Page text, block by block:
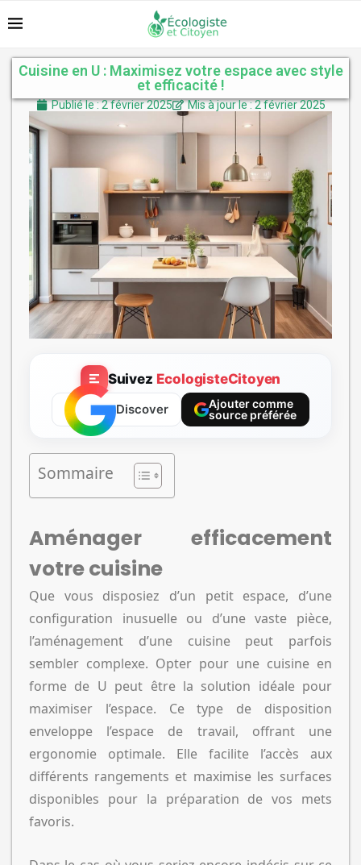
Cuisine en U : Maximisez votre espace avec style
et efficacité !
Publié le : 2 février 2025 Mis à jour le : 2 février 2025
Suivez EcologisteCitoyen
Discover
Ajouter comme
source préférée
Sommaire
Aménager efficacement
votre cuisine
Que vous disposiez d’un petit espace, d’une
configuration inusuelle ou d’une vaste pièce,
l’aménagement d’une cuisine peut parfois
sembler complexe. Opter pour une cuisine en
forme de U peut être la solution idéale pour
maximiser l’espace. Ce type de disposition
enveloppe l’espace de travail, offrant une
ergonomie optimale. Elle facilite l’accès aux
différents rangements et maximise les surfaces
disponibles pour la préparation de vos mets
favoris.